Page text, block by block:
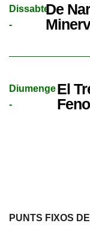
Dissabte
-
De
Diumenge
-
El
PUNTS FIXOS